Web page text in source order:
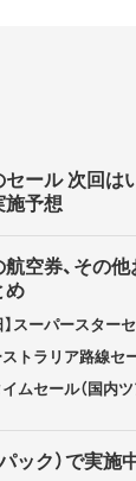
ール 次回は
施予想
空券、その他
め
】スーパースター
ストラリア路線セ
イムセール（国内ツ
ック）で実施